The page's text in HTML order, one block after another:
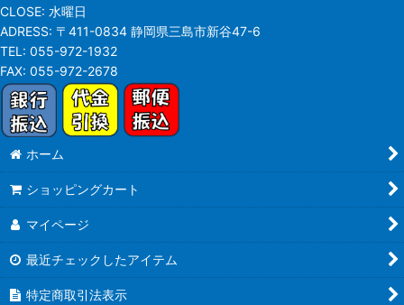
CLOSE: 水曜日
ADRESS: 〒411-0834 静岡県三島市新谷47-6
TEL: 055-972-1932
FAX: 055-972-2678
ホーム
ショッピングカート
マイページ
最近チェックしたアイテム
特定商取引法表示